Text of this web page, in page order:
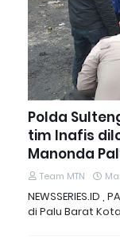
Polda
tim Inafis
Manonda
Team MTN
NEWSSERIES.ID
di Palu Barat